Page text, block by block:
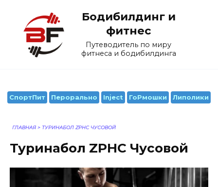
содержанию
Бодибилдинг и
фитнес
Путеводитель по миру
фитнеса и бодибилдинга
СпортПит Перорально Inject ГоРмошки Липолики
ГЛАВНАЯ > ТУРИНАБОЛ ZPHC ЧУСОВОЙ
Туринабол ZPHC Чусовой